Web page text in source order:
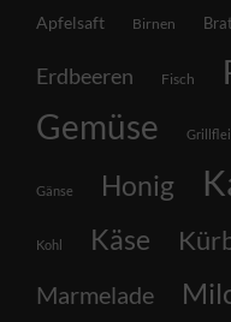
Apfelsaft Birnen
Erdbeeren Fisch
Gemüse
Gänse Honig
Kohl Käse
Marmelade